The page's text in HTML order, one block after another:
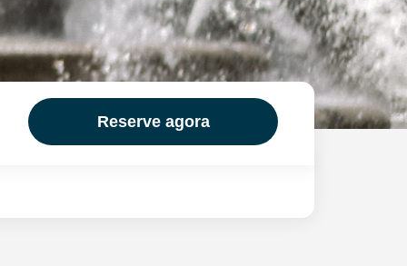
Reserve agora